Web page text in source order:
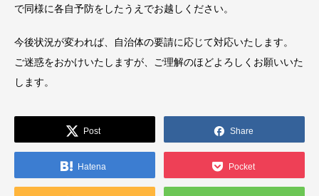
で同様に各自予防をしたうえでお越しください。
今後状況が変われば、自治体の要請に応じて対応いたします。
ご迷惑をおかけいたしますが、ご理解のほどよろしくお願いいた
します。
Post Share
Hatena Pocket